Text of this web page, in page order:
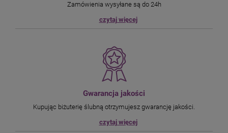
Zamówienia wysyłane są do 24h
czytaj więcej
Gwarancja jakości
Kupując biżuterię ślubną otrzymujesz gwarancję jakości.
czytaj więcej